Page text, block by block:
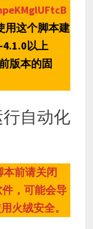
用这个脚本建
以上
版本的固
行自动化
前请关闭
，可能会导
火绒安全。